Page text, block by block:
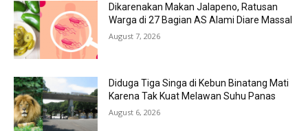
Dikarenakan Makan Jalapeno, Ratusan
Warga di 27 Bagian AS Alami Diare Massal
August 7, 2026
Diduga Tiga Singa di Kebun Binatang Mati
Karena Tak Kuat Melawan Suhu Panas
August 6, 2026